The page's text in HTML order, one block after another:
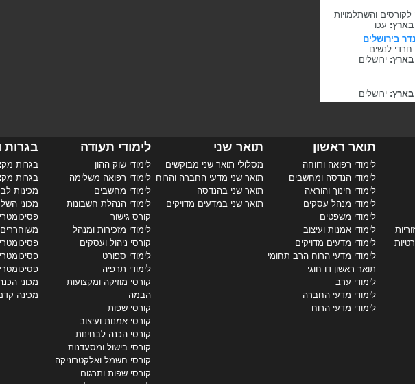
לקורסים והשתלמויות
בארץ: עכו
בירושלים
לנשים
בארץ:ירושלים
בארץ:ירושלים
תואר ראשון
לימודי רפואה ורווחה
לימודי הנדסה ומחשבים
לימודי חינוך והוראה
לימודי מנהל עסקים
לימודי משפטים
לימודי אמנות ועיצוב
לימודי מדעים מדויקים
לימודי מדעי הרוח הרב תחומי
תואר ראשון דו חוגי
לימודי ערב
לימודי מדעי החברה
לימודי מדעי הרוח
תואר שני
מסלולי תואר שני מבוקשים
תואר שני מדעי החברה והרוח
תואר שני בהנדסה
תואר שני במדעים מדויקים
לימודי תעודה
לימודי שוק ההון
לימודי רפואה משלימה
לימודי מחשבים
לימודי הנהלת חשבונות
קורס גישור
לימודי מזכירות ומנהל
קורסי ניהול ועסקים
לימודי ספורט
לימודי תרפיה
קורסי מוזיקה ומקצועות
הבמה
קורסי שפות
קורסי אמנות ועיצוב
קורסי הכנה לבחינות
קורסי בישול ומסעדנות
קורסי חשמל ואלקטרוניקה
קורסי שפות ותרגום
בגרות
בגרות
בגרות
מכינות
מכוני
משוחררים
מכוני
מכינה